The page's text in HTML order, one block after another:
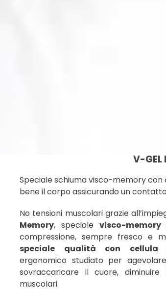
V-GEL
Speciale schiuma visco-memory
bene il corpo assicurando un
No tensioni muscolari grazie
Memory, speciale visco-
compressione, sempre fresco e
speciale qualità con cellula
ergonomico studiato per
sovraccaricare il cuore,
muscolari.